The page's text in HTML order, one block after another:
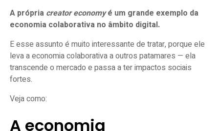
A própria creator economyé um grande exemplo da
economia colaborativa no âmbito digital.
E esse assunto é muito interessante de tratar, porque ele
leva a economia colaborativa a outros patamares — ela
transcende o mercado e passa a ter impactos sociais
fortes.
Veja como:
A economia